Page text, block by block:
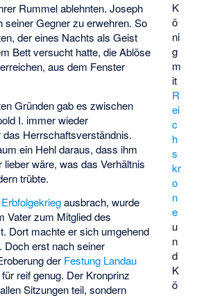
K
ö
ni
g
m
it
R
ei
c
h
s
kr
o
n
e
u
n
d
K
ö
Rummel ablehnten. Joseph
seiner Gegner zu erwehren. So
der eines Nachts als Geist
Bett versucht hatte, die Ablöse
aus dem Fenster
Gründen gab es zwischen
I. immer wieder
Herrschaftsverständnis.
ein Hehl daraus, dass ihm
lieber wäre, was das Verhältnis
trübte.
ausbrach, wurde
Vater zum Mitglied des
Dort machte er sich umgehend
Doch erst nach seiner
der Festung Landau
reif genug. Der Kronprinz
Sitzungen teil, sondern